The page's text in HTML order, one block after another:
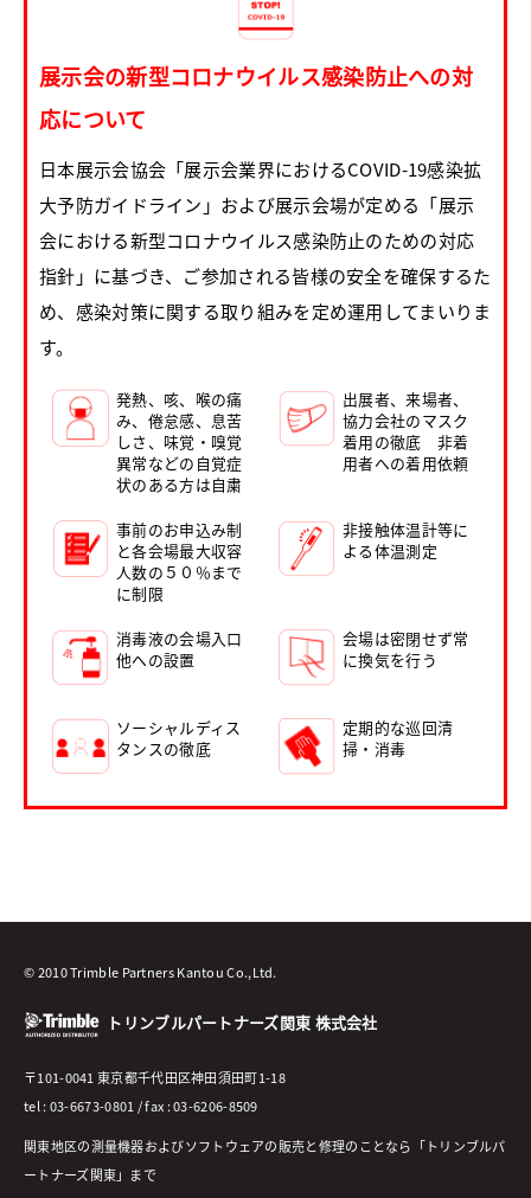
展示会の新型コロナウイルス感染防止への対
応について
日本展示会協会「展示会業界におけるCOVID-19感染拡
大予防ガイドライン」および展示会場が定める「展示
会における新型コロナウイルス感染防止のための対応
指針」に基づき、ご参加される皆様の安全を確保するた
め、感染対策に関する取り組みを定め運用してまいりま
す。
発熱、咳、喉の痛
み、倦怠感、息苦
しさ、味覚・嗅覚
異常などの自覚症
状のある方は自粛
出展者、来場者、
協力会社のマスク
着用の徹底 非着
用者への着用依頼
事前のお申込み制
と各会場最大収容
人数の５０％まで
に制限
非接触体温計等に
よる体温測定
消毒液の会場入口
他への設置
会場は密閉せず常
に換気を行う
ソーシャルディス
タンスの徹底
定期的な巡回清
掃・消毒
© 2010 Trimble Partners Kantou Co.,Ltd.
トリンブルパートナーズ関東 株式会社
〒101-0041 東京都千代田区神田須田町1-18
tel : 03-6673-0801 / fax : 03-6206-8509
関東地区の測量機器およびソフトウェアの販売と修理のことなら「トリンブルパ
ートナーズ関東」まで